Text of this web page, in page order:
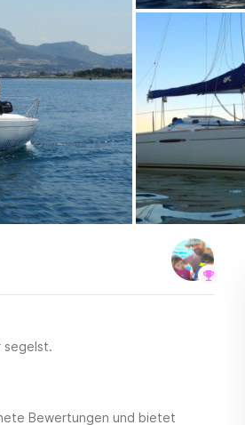
segelst.
Bewertungen und bietet